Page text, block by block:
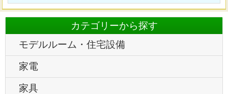
カテゴリーから探す
モデルルーム・住宅設備
家電
家具